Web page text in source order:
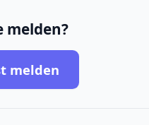
melden?
melden